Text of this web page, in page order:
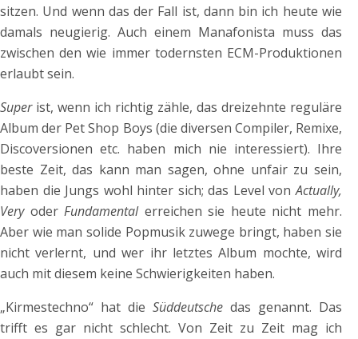
sitzen. Und wenn das der Fall ist, dann bin ich heute wie
damals neugierig. Auch einem Manafonista muss das
zwischen den wie immer todernsten ECM-Produktionen
erlaubt sein.
Superist, wenn ich richtig zähle, das dreizehnte reguläre
Album der Pet Shop Boys (die diversen Compiler, Remixe,
Discoversionen etc. haben mich nie interessiert). Ihre
beste Zeit, das kann man sagen, ohne unfair zu sein,
haben die Jungs wohl hinter sich; das Level vonActually,
VeryoderFundamentalerreichen sie heute nicht mehr.
Aber wie man solide Popmusik zuwege bringt, haben sie
nicht verlernt, und wer ihr letztes Album mochte, wird
auch mit diesem keine Schwierigkeiten haben.
„Kirmestechno“ hat die Süddeutsche das genannt. Das
trifft es gar nicht schlecht. Von Zeit zu Zeit mag ich